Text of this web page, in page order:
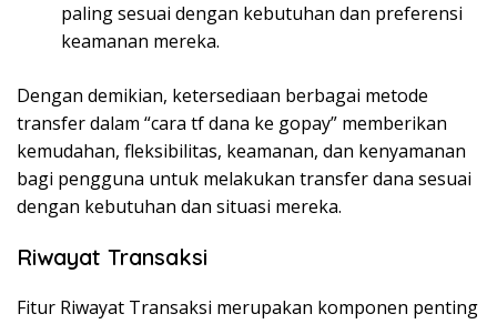
paling sesuai dengan kebutuhan dan preferensi
keamanan mereka.
Dengan demikian, ketersediaan berbagai metode
transfer dalam “cara tf dana ke gopay” memberikan
kemudahan, fleksibilitas, keamanan, dan kenyamanan
bagi pengguna untuk melakukan transfer dana sesuai
dengan kebutuhan dan situasi mereka.
Riwayat Transaksi
Fitur Riwayat Transaksi merupakan komponen penting